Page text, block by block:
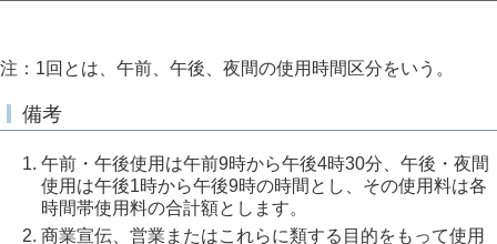
注：1回とは、午前、午後、夜間の使用時間区分をいう。
備考
午前・午後使用は午前9時から午後4時30分、午後・夜間
使用は午後1時から午後9時の時間とし、その使用料は各
時間帯使用料の合計額とします。
商業宣伝、営業またはこれらに類する目的をもって使用